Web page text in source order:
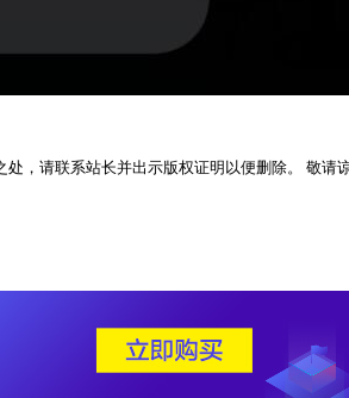
，请联系站长并出示版权证明以便删除。 敬请